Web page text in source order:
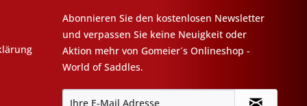
Abonnieren Sie den kostenlosen Newsletter
und verpassen Sie keine Neuigkeit oder
Aktion mehr von Gomeier´s Onlineshop -
World of Saddles.